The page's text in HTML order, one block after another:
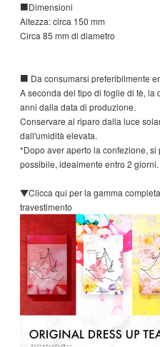
■Dimensioni
Altezza: circa 150 mm
Circa 85 mm di diametro
■ Da consumarsi preferibilmente
A seconda del tipo di foglie di tè, la
anni dalla data di produzione.
Conservare al riparo dalla luce
dall'umidità elevata.
*Dopo aver aperto la confezione,
possibile, idealmente entro 2 giorni.
▼Clicca qui per la gamma
travestimento